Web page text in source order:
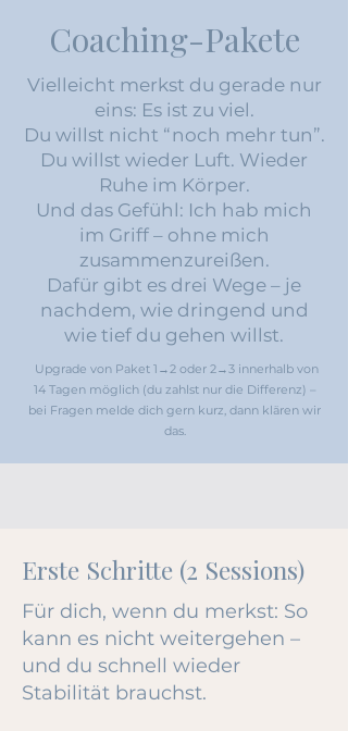
Coaching-Pakete
Vielleicht merkst du gerade nur
eins: Es ist zu viel.
Du willst nicht “noch mehr tun”.
Du willst wieder Luft. Wieder
Ruhe im Körper.
Und das Gefühl: Ich hab mich
im Griff – ohne mich
zusammenzureißen.
Dafür gibt es drei Wege – je
nachdem, wie dringend und
wie tief du gehen willst.
Upgrade von Paket 1→2 oder 2→3 innerhalb von
14 Tagen möglich (du zahlst nur die Differenz) –
bei Fragen melde dich gern kurz, dann klären wir
das.
Erste Schritte (2 Sessions)
Für dich, wenn du merkst: So
kann es nicht weitergehen –
und du schnell wieder
Stabilität brauchst.